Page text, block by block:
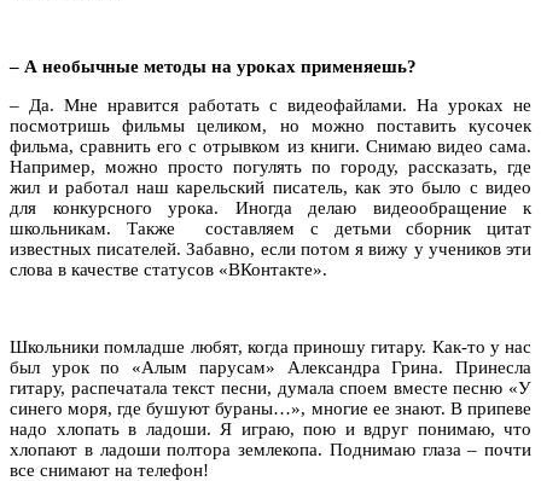
– А необычные методы на уроках применяешь?
– Да. Мне нравится работать с видеофайлами. На уроках не
посмотришь фильмы целиком, но можно поставить кусочек
фильма, сравнить его с отрывком из книги. Снимаю видео сама.
Например, можно просто погулять по городу, рассказать, где
жил и работал наш карельский писатель, как это было с видео
для конкурсного урока. Иногда делаю видеообращение к
школьникам. Также составляем с детьми сборник цитат
известных писателей. Забавно, если потом я вижу у учеников эти
слова в качестве статусов «ВКонтакте».
Школьники помладше любят, когда приношу гитару. Как-то у нас
был урок по «Алым парусам» Александра Грина. Принесла
гитару, распечатала текст песни, думала споем вместе песню «У
синего моря, где бушуют бураны…», многие ее знают. В припеве
надо хлопать в ладоши. Я играю, пою и вдруг понимаю, что
хлопают в ладоши полтора землекопа. Поднимаю глаза – почти
все снимают на телефон!